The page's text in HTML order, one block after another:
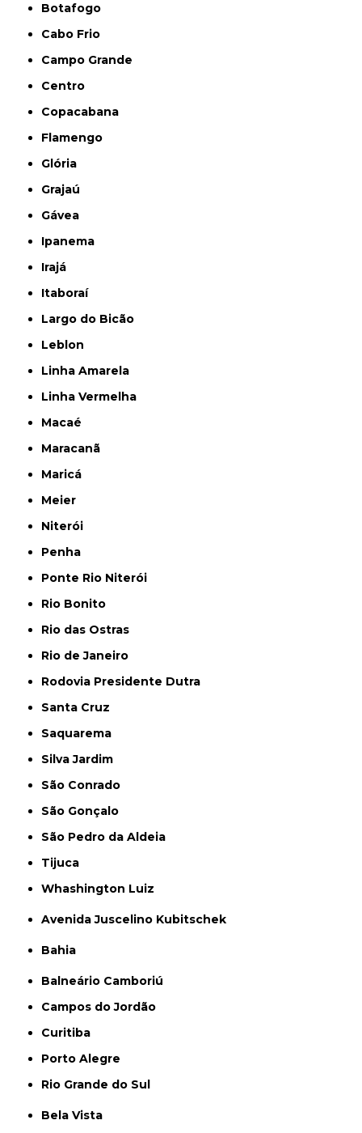
Botafogo
Cabo Frio
Campo Grande
Centro
Copacabana
Flamengo
Glória
Grajaú
Gávea
Ipanema
Irajá
Itaboraí
Largo do Bicão
Leblon
Linha Amarela
Linha Vermelha
Macaé
Maracanã
Maricá
Meier
Niterói
Penha
Ponte Rio Niterói
Rio Bonito
Rio das Ostras
Rio de Janeiro
Rodovia Presidente Dutra
Santa Cruz
Saquarema
Silva Jardim
São Conrado
São Gonçalo
São Pedro da Aldeia
Tijuca
Whashington Luiz
Avenida Juscelino Kubitschek
Bahia
Balneário Camboriú
Campos do Jordão
Curitiba
Porto Alegre
Rio Grande do Sul
Bela Vista